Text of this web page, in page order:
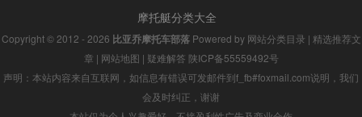
摩托艇分类大全
Copyright © 2012 - 2026 比亚乔摩托车部落Powered by 网站分类目录 | 精选推荐文
章 | 网站地图 | 疑难解答 陕ICP备55559492号
声明：本站内容来自互联网，如信息有错误可发邮件到f_fb#foxmail.com说明，我们
会及时纠正，谢谢